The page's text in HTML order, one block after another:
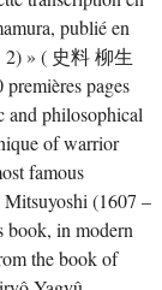
publié en
2) » ( 史料 柳生
pages
and philosophical
of warrior
famous
Mitsuyoshi (1607 –
book, in modern
the book of